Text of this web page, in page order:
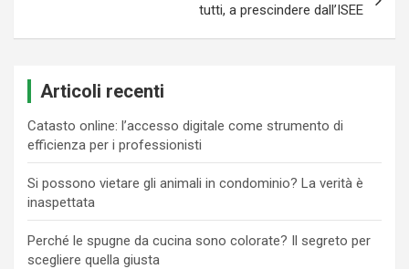
tutti, a prescindere dall’ISEE
Articoli recenti
Catasto online: l’accesso digitale come strumento di
efficienza per i professionisti
Si possono vietare gli animali in condominio? La verità è
inaspettata
Perché le spugne da cucina sono colorate? Il segreto per
scegliere quella giusta